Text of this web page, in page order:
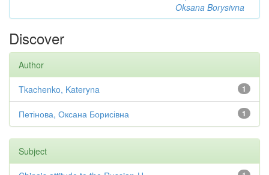
Oksana Borysivna
Discover
Author
1
Tkachenko, Kateryna
1
Петінова, Оксана Борисівна
Subject